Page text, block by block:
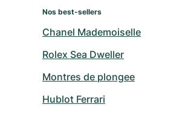
Nos best-sellers
Chanel Mademoiselle
Rolex Sea Dweller
Montres de plongee
Hublot Ferrari